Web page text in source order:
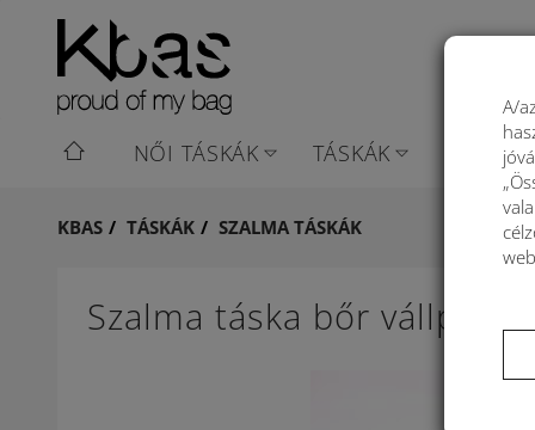
NŐI TÁSKÁK TÁSKÁK
KBAS TÁSKÁK SZALMA TÁSKÁK
Szalma táska bőr
A/